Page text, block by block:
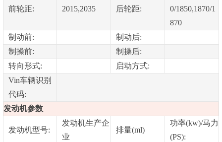
前轮距: 2015,2035 后轮距:
0/1850,1870/1
870
制动前:
制动后:
制操前:
制操后:
转向形式:
启动方式:
Vin车辆识别
代码:
发动机参数
发动机型号:
发动机生产企
业
排量(ml)
功率(kw)/马力
(PS):